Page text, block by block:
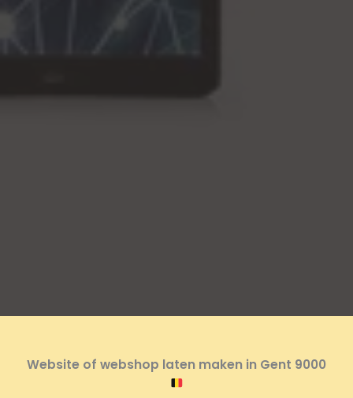
Website of webshop laten maken in Gent 9000